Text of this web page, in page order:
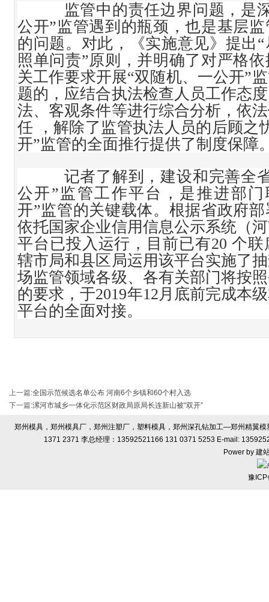
监管中的责任边界问题，是
公开”监管遇到的瓶颈，也是基层
的问题。对此，《实施意见》提出
照单问责”原则，并明确了对严格
关工作要求开展“双随机、一公开”
题的，应结合执法检查人员工作态
法、客观条件等进行综合分析，依
任 ，解除了监管执法人员的后顾之
开”监管的全面推行提供了制度保障
记者了解到，建设和完善全
公开”监管工作平台，是推进部
开”监管的关键载体。根据省政府
依托国家企业信用信息公示系统（
平台已投入运行，目前已有20 个
辖市局和县区局运用该平台实施了
场监管领域各级、各有关部门将按
的要求，于2019年12月底前完成本
平台的全面对接。
上一篇:全国示范候选名单公布 河南6个乡镇和60个村入选
下一篇:漯河市城乡一体化示范区财政局原局长连新山被“双开”
郑州模具，郑州模具厂，郑州注塑厂，塑料模具，郑州深孔钻加工—郑州精翼
1371 2371 李总经理：13592521166 131 0371 5253 E-mail:
Power by 建
豫